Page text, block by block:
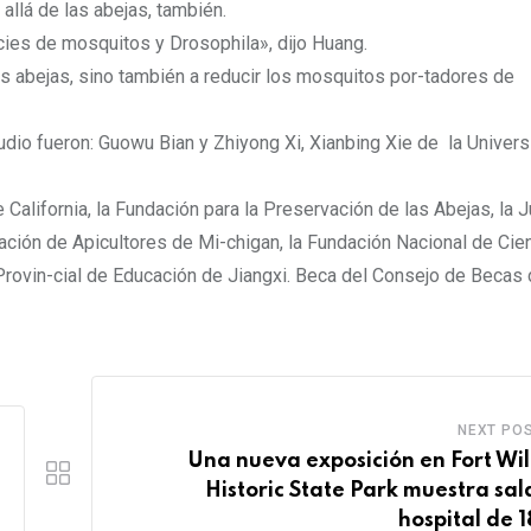
de las abejas, también.
de mosquitos y Drosophila», dijo Huang.
abejas, sino también a reducir los mosquitos por-tadores de
fueron: Guowu Bian y Zhiyong Xi, Xianbing Xie de la
la Fundación para la Preservación de las Abejas, la
de Apicultores de Mi-chigan, la Fundación Nacional de
cial de Educación de Jiangxi. Beca del Consejo de Becas
NEXT
Una nueva exposición en Fort
Historic State Park muestra
hospital de